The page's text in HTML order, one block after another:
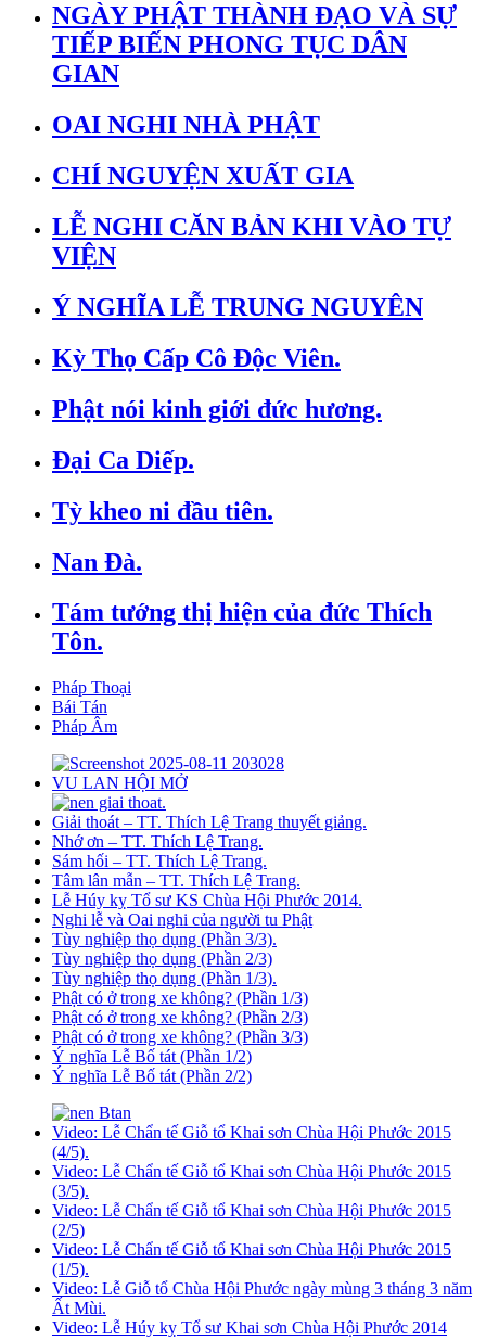
NGÀY PHẬT THÀNH ĐẠO VÀ SỰ
TIẾP BIẾN PHONG TỤC DÂN
GIAN
OAI NGHI NHÀ PHẬT
CHÍ NGUYỆN XUẤT GIA
LỄ NGHI CĂN BẢN KHI VÀO TỰ
VIỆN
Ý NGHĨA LỄ TRUNG NGUYÊN
Kỳ Thọ Cấp Cô Độc Viên.
Phật nói kinh giới đức hương.
Đại Ca Diếp.
Tỳ kheo ni đầu tiên.
Nan Đà.
Tám tướng thị hiện của đức Thích
Tôn.
Pháp Thoại
Bái Tán
Pháp Âm
VU LAN HỘI MỞ
Giải thoát – TT. Thích Lệ Trang thuyết giảng.
Nhớ ơn – TT. Thích Lệ Trang.
Sám hối – TT. Thích Lệ Trang.
Tâm lân mẫn – TT. Thích Lệ Trang.
Lễ Húy kỵ Tổ sư KS Chùa Hội Phước 2014.
Nghi lễ và Oai nghi của người tu Phật
Tùy nghiệp thọ dụng (Phần 3/3).
Tùy nghiệp thọ dụng (Phần 2/3)
Tùy nghiệp thọ dụng (Phần 1/3).
Phật có ở trong xe không? (Phần 1/3)
Phật có ở trong xe không? (Phần 2/3)
Phật có ở trong xe không? (Phần 3/3)
Ý nghĩa Lễ Bố tát (Phần 1/2)
Ý nghĩa Lễ Bố tát (Phần 2/2)
Video: Lễ Chẩn tế Giỗ tổ Khai sơn Chùa Hội Phước 2015
(4/5).
Video: Lễ Chẩn tế Giỗ tổ Khai sơn Chùa Hội Phước 2015
(3/5).
Video: Lễ Chẩn tế Giỗ tổ Khai sơn Chùa Hội Phước 2015
(2/5)
Video: Lễ Chẩn tế Giỗ tổ Khai sơn Chùa Hội Phước 2015
(1/5).
Video: Lễ Giỗ tổ Chùa Hội Phước ngày mùng 3 tháng 3 năm
Ất Mùi.
Video: Lễ Húy kỵ Tổ sư Khai sơn Chùa Hội Phước 2014